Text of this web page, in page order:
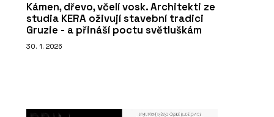
Kámen, dřevo, včelí vosk. Architekti ze
studia KERA oživují stavební tradici
Gruzie - a přináší poctu světluškám
30. 1. 2026